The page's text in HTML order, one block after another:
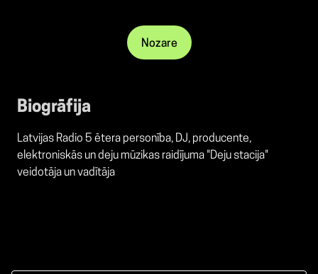
Nozare
Biogrāfija
Latvijas Radio 5 ētera personība, DJ, producente,
elektroniskās un deju mūzikas raidījuma "Deju stacija"
veidotāja un vadītāja